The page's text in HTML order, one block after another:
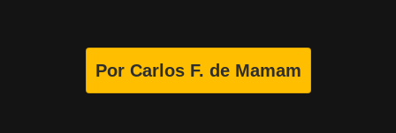
Por Carlos F. de Mamam